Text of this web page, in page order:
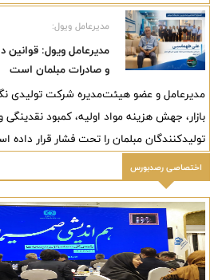
مدیرعامل ویول:
مدیرعامل ویول: قوانین
و صادرات مبلمان است
مدیرعامل و عضو هیئت‌مدیره شرکت تولیدی
بازار، جهش هزینه مواد اولیه، کمبود
تولیدکنندگان مبلمان را تحت فشار قرار داده
هدف‌گذاری مجموعه، افزایش این سهم به ۵۰ درصد تا پایان سال است.
اختصاصی رصدبورس